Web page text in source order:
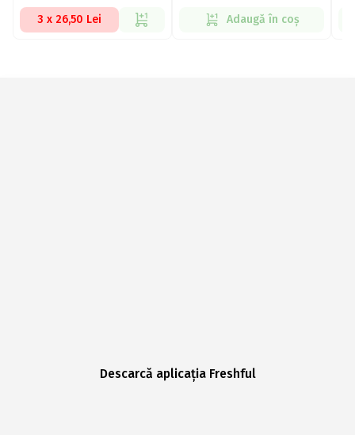
3 x 26,50 Lei Adaugă în coș
Descarcă aplicația Freshful